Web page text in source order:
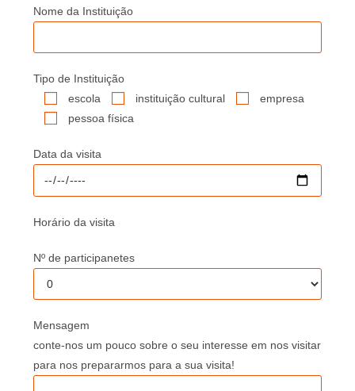
Nome da Instituição
Tipo de Instituição
escola
instituição cultural
empresa
pessoa física
Data da visita
Horário da visita
Nº de participanetes
Mensagem
conte-nos um pouco sobre o seu interesse em nos visitar
para nos prepararmos para a sua visita!